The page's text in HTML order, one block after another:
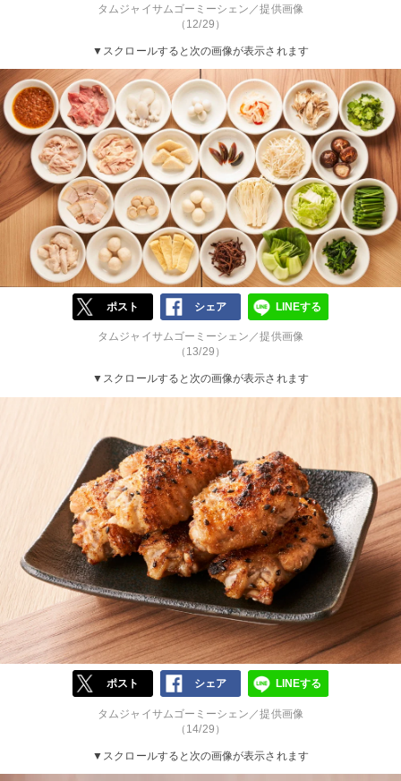
タムジャイサムゴーミーシェン／提供画像
（12/29）
▼スクロールすると次の画像が表示されます
ポスト シェア LINEする
タムジャイサムゴーミーシェン／提供画像
（13/29）
▼スクロールすると次の画像が表示されます
ポスト シェア LINEする
タムジャイサムゴーミーシェン／提供画像
（14/29）
▼スクロールすると次の画像が表示されます